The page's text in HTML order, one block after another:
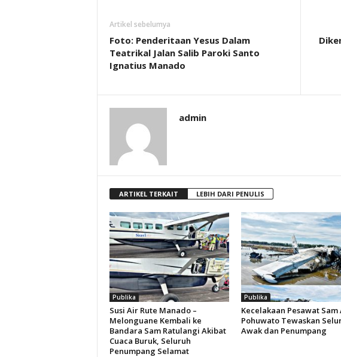
Artikel sebelumya
Foto: Penderitaan Yesus Dalam
Teatrikal Jalan Salib Paroki Santo
Ignatius Manado
admin
ARTIKEL TERKAIT LEBIH DARI PENULIS
Publika
Susi Air Rute Manado –
Melonguane Kembali ke
Bandara Sam Ratulangi Akibat
Cuaca Buruk, Seluruh
Penumpang Selamat
Publika
Kecelakaan Pesawat Sam
Pohuwato Tewaskan
Awak dan Penumpang